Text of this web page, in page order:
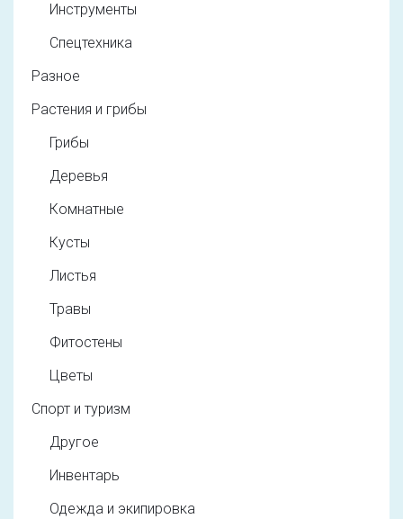
Инструменты
Спецтехника
Разное
Растения и грибы
Грибы
Деревья
Комнатные
Кусты
Листья
Травы
Фитостены
Цветы
Спорт и туризм
Другое
Инвентарь
Одежда и экипировка